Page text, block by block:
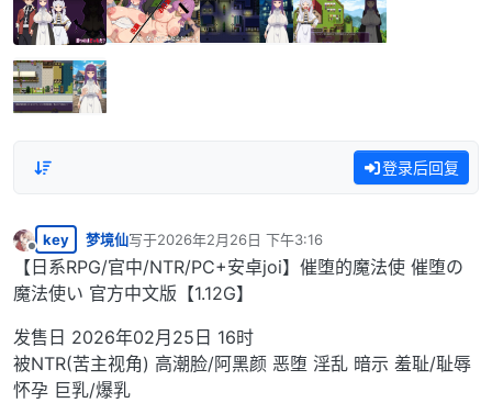
登录后回复
离线
key 梦境仙写于2026年2月26日 下午3:16
最后由 编辑
【日系RPG/官中/NTR/PC+安卓joi】催堕的魔法使 催堕の
魔法使い 官方中文版【1.12G】
发售日 2026年02月25日 16时
被NTR(苦主视角) 高潮脸/阿黑颜 恶堕 淫乱 暗示 羞耻/耻辱
怀孕 巨乳/爆乳